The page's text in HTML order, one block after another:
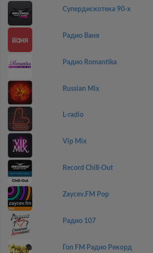
Супердискотека 90-х
Радио Ваня
Радио Romantika
Russian Mix
L-radio
Vip Mix
Record Chill-Out
Zaycev.FM Pop
Радио 107
Гоп FM Радио Рекорд